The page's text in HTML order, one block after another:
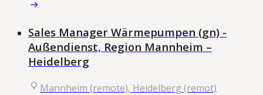
Sales Manager Wärmepumpen (gn) -
Außendienst, Region Mannheim –
Heidelberg
Mannheim (remote), Heidelberg (remot)